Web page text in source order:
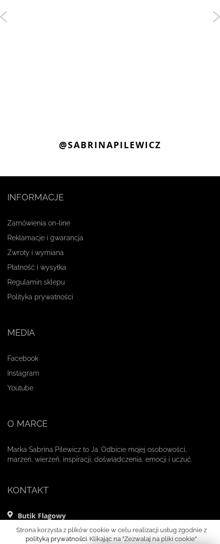
@SABRINAPILEWICZ
INFORMACJE
Zamówienia on-line
Reklamacje i gwarancja
Zwroty i wymiana
Płatność i wysyłka
Regulamin sklepu
Polityka prywatności
MEDIA
Facebook
Instagram
Youtube
O MARCE
Marka Sabrina Pilewicz to Ja. Odbicie mojej osobowości,
marzeń, wierzeń, inspiracji, doświadczenia, emocji i uczuć.
KONTAKT
Butik Flagowy
ul. Mikołaja Kopernika 11 lok. 1
00-359 Warszawa
Strona korzysta z plików cookie w celu realizacji usług zgodnie z
polityką prywatności. Klikając na "Zezwalaj na pliki cookie"